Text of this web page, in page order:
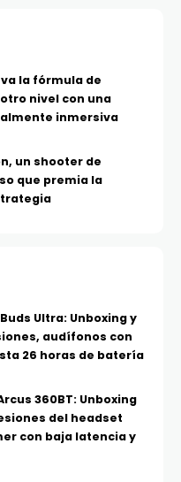
la fórmula de
nivel con una
inmersiva
un shooter de
que premia la
Ultra: Unboxing y
audífonos con
26 horas de batería
360BT: Unboxing
del headset
con baja latencia y